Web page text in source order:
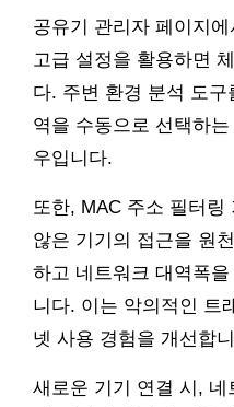
공유기 관리자 페이지
고급 설정을 활용하면
다. 주변 환경 분석 도
역을 수동으로 선택하
우입니다.
또한, MAC 주소 필터링
않은 기기의 접근을 원
하고 네트워크 대역폭
니다. 이는 악의적인 트
넷 사용 경험을 개선합
새로운 기기 연결 시, 네